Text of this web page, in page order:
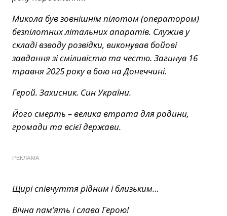
Микола був зовнішнім пілотом (оператором)
безпілотних літальних апаратів. Служив у
складі взводу розвідки, виконував бойові
завдання зі сміливістю та честю. Загинув 16
травня 2025 року в бою на Донеччині.
Герой. Захисник. Син України.
Його смерть – велика втрата для родини,
громади та всієї держави.
РЕКЛАМА
Щирі співчуття рідним і близьким…
Вічна памʼять і слава Герою!